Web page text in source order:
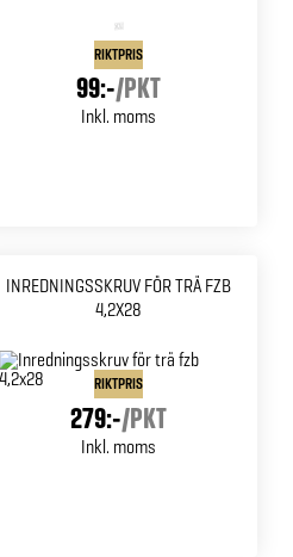
RIKTPRIS
99:-/PKT
Inkl. moms
INREDNINGSSKRUV FÖR TRÄ FZB
4,2X28
RIKTPRIS
279:-/PKT
Inkl. moms